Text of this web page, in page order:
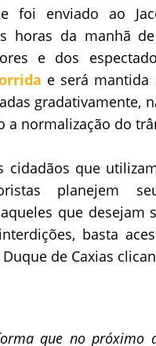
foi enviado ao
horas da manhã
e dos
e será mantida
gradativamente,
normalização do
cidadãos que
planejem
que desejam
basta
de Caxias
que no próximo